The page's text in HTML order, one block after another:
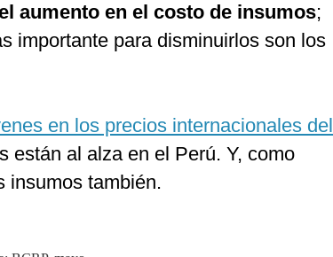
aumento en el costo de insumos;
importante para disminuirlos son los
en los precios internacionales del
están al alza en el Perú. Y, como
insumos también.